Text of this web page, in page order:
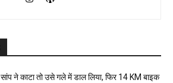
सांप ने काटा तो उसे गले में डाल लिया, फिर 14 KM बाइक